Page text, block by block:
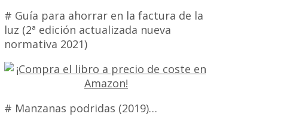
# Guía para ahorrar en la factura de la
luz (2ª edición actualizada nueva
normativa 2021)
# Manzanas podridas (2019)…